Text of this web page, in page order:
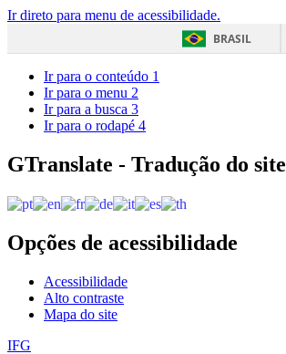
Ir direto para menu de acessibilidade.
BRASIL
Ir para o conteúdo 1
Ir para o menu 2
Ir para a busca 3
Ir para o rodapé 4
GTranslate - Tradução do site
Opções de acessibilidade
Acessibilidade
Alto contraste
Mapa do site
IFG